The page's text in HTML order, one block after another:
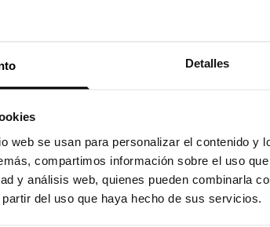
Detalles
web se usan para personalizar el contenido y
compartimos información sobre el uso
y análisis web, quienes pueden combinarla
del uso que haya hecho de sus servicios.
¡Estamos a tu disposición las 24 horas